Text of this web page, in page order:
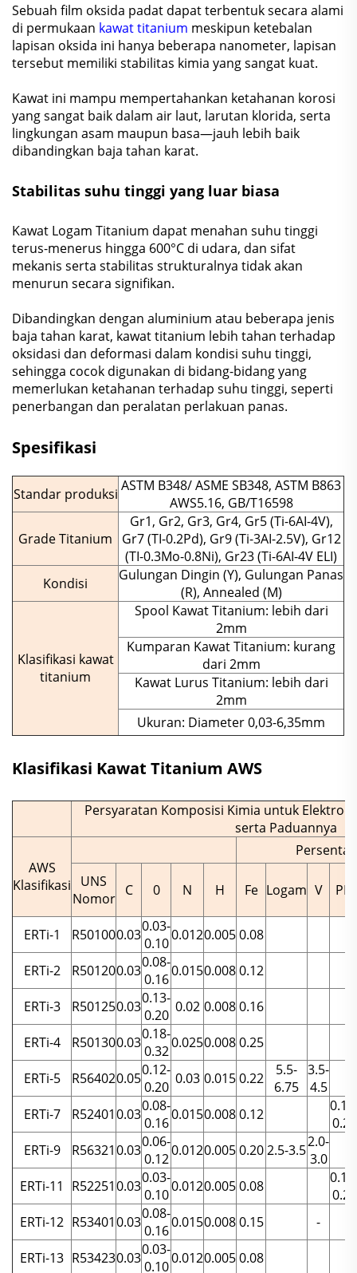
Sebuah film oksida padat dapat terbentuk secara alami
di permukaan kawat titanium meskipun ketebalan
lapisan oksida ini hanya beberapa nanometer, lapisan
tersebut memiliki stabilitas kimia yang sangat kuat.
Kawat ini mampu mempertahankan ketahanan korosi
yang sangat baik dalam air laut, larutan klorida, serta
lingkungan asam maupun basa—jauh lebih baik
dibandingkan baja tahan karat.
Stabilitas suhu tinggi yang luar biasa
Kawat Logam Titanium dapat menahan suhu tinggi
terus-menerus hingga 600°C di udara, dan sifat
mekanis serta stabilitas strukturalnya tidak akan
menurun secara signifikan.
Dibandingkan dengan aluminium atau beberapa jenis
baja tahan karat, kawat titanium lebih tahan terhadap
oksidasi dan deformasi dalam kondisi suhu tinggi,
sehingga cocok digunakan di bidang-bidang yang
memerlukan ketahanan terhadap suhu tinggi, seperti
penerbangan dan peralatan perlakuan panas.
Spesifikasi
Standar produksi ASTM B348/ ASME SB348, ASTM B863
AWS5.16, GB/T16598
Grade Titanium
Gr1, Gr2, Gr3, Gr4, Gr5 (Ti-6AI-4V),
Gr7 (TI-0.2Pd), Gr9 (Ti-3AI-2.5V), Gr12
(TI-0.3Mo-0.8Ni), Gr23 (Ti-6AI-4V ELI)
Kondisi
Gulungan Dingin (Y), Gulungan Panas
(R), Annealed (M)
Klasifikasi kawat
titanium
Spool Kawat Titanium: lebih dari
2mm
Kumparan Kawat Titanium: kurang
dari 2mm
Kawat Lurus Titanium: lebih dari
2mm
Ukuran: Diameter 0,03-6,35mm
Klasifikasi Kawat Titanium AWS
Persyaratan Komposisi Kimia untuk
serta Paduannya
AWS
Klasifikasi
UNS
Nomor
C 0 N H Fe Logam V PD
ERTi-1 R501000.030.03-
0.100.0120.0050.08
ERTi-2 R501200.030.08-
0.160.0150.0080.12
ERTi-3 R501250.030.13-
0.20 0.02 0.0080.16
ERTi-4 R501300.030.18-
0.320.0250.0080.25
ERTi-5 R564020.050.12-
0.20 0.03 0.0150.22
5.5-
6.75
3.5-
4.5
ERTi-7
R524010.030.08-
0.160.0150.0080.12
0.25
ERTi-9
R563210.030.06-
0.120.0120.0050.20 2.5-3.52.0-
3.0
ERTi-11
R522510.030.03-
0.100.0120.0050.08
0.25
ERTi-12 R534010.030.08-
0.160.0150.0080.15 -
ERTi-13 R534230.030.03-
0.100.0120.0050.08